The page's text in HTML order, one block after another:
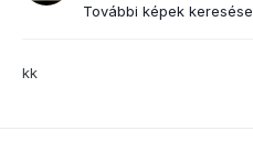
További képek keresése
kk